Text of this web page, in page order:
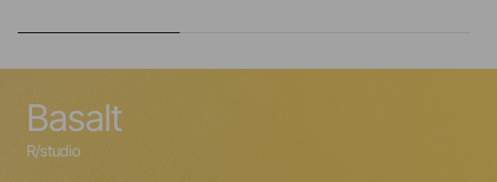
Basalt
R/studio